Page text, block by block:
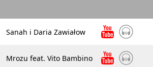
Sanah i Daria Zawiałow
Mrozu feat. Vito Bambino